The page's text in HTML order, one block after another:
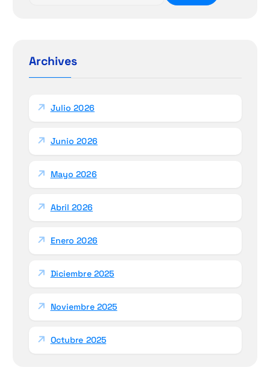
r
:Archives
Julio 2026
Junio 2026
Mayo 2026
Abril 2026
Enero 2026
Diciembre 2025
Noviembre 2025
Octubre 2025